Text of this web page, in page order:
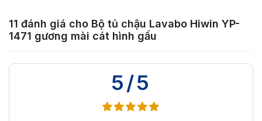
11 đánh giá cho Bộ tủ chậu Lavabo Hiwin YP-
1471 gương mài cát hình gấu
5/5